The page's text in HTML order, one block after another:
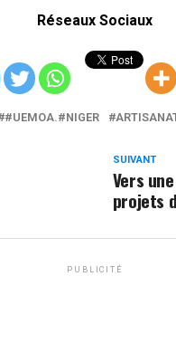
Réseaux Sociaux
#UEMOA.#NIGER
SUIVANT
Vers
projets
PUBLICITÉ